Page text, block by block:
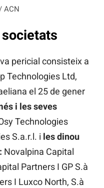
ACN
societats
pericial consisteix a
Technologies Ltd,
el 25 de gener
i les seves
Technologies
S.a.r.l. i les dinou
Novalpina Capital
Partners I GP S.à
I Luxco North, S.à